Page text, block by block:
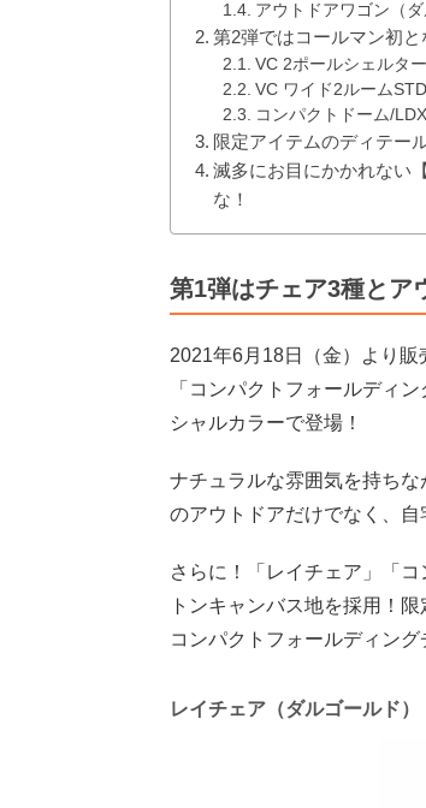
アウトドアワゴン（ダ
第2弾ではコールマン初
VC 2ポールシェルター
VC ワイド2ルームSTD
コンパクトドーム/
限定アイテムのディテー
滅多にお目にかかれない
な！
第1弾はチェア3種とア
2021年6月18日（金）より販
「コンパクトフォールディ
シャルカラーで登場！
ナチュラルな雰囲気を持ち
のアウトドアだけでなく、自
さらに！「レイチェア」「
トンキャンバス地を採用！
コンパクトフォールディン
レイチェア（ダルゴールド）